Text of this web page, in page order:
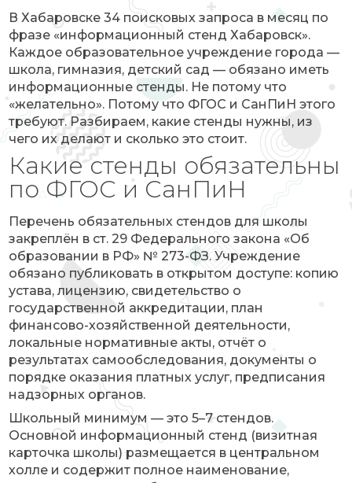
В Хабаровске 34 поисковых запроса в месяц по
фразе «информационный стенд Хабаровск».
Каждое образовательное учреждение города —
школа, гимназия, детский сад — обязано иметь
информационные стенды. Не потому что
«желательно». Потому что ФГОС и СанПиН этого
требуют. Разбираем, какие стенды нужны, из
чего их делают и сколько это стоит.
Какие стенды обязательны
по ФГОС и СанПиН
Перечень обязательных стендов для школы
закреплён в ст. 29 Федерального закона «Об
образовании в РФ» № 273-ФЗ. Учреждение
обязано публиковать в открытом доступе: копию
устава, лицензию, свидетельство о
государственной аккредитации, план
финансово-хозяйственной деятельности,
локальные нормативные акты, отчёт о
результатах самообследования, документы о
порядке оказания платных услуг, предписания
надзорных органов.
Школьный минимум — это 5–7 стендов.
Основной информационный стенд (визитная
карточка школы) размещается в центральном
холле и содержит полное наименование,